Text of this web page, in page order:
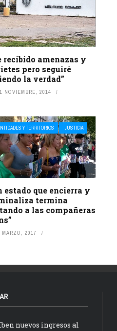
recibido amenazas y
pero seguiré
la verdad”
NOVIEMBRE, 2014
Y TERRITORIOS JUSTICIA
estado que encierra y
termina
a las compañeras
MARZO, 2017
nuevos ingresos al